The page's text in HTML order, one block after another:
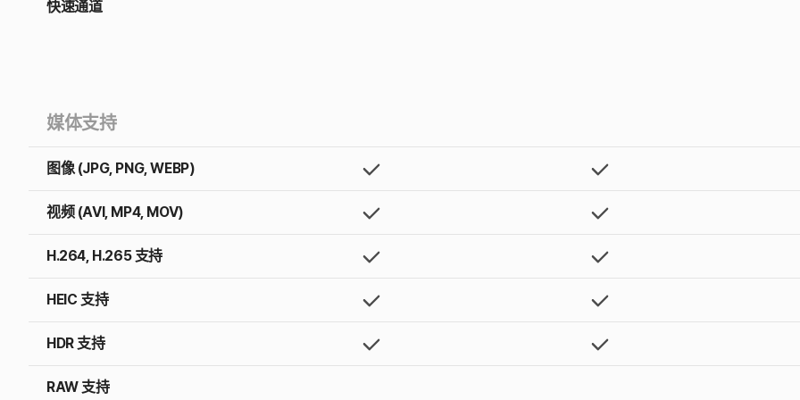
快速通道
媒体支持
图像 (JPG, PNG, WEBP)
视频 (AVI, MP4, MOV)
H.264, H.265 支持
HEIC 支持
HDR 支持
RAW 支持